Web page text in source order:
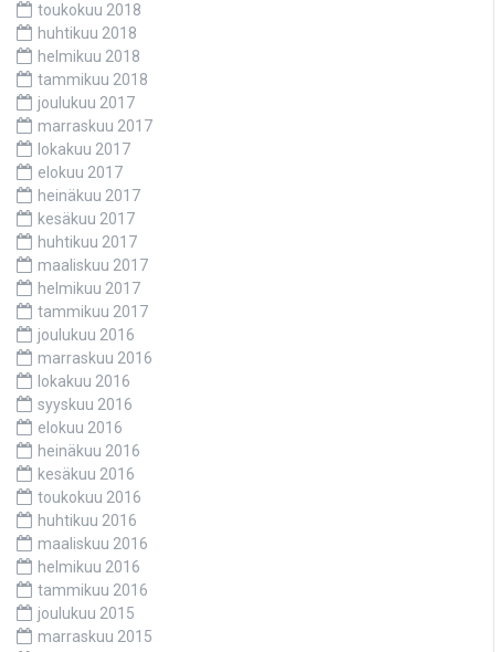
toukokuu 2018
huhtikuu 2018
helmikuu 2018
tammikuu 2018
joulukuu 2017
marraskuu 2017
lokakuu 2017
elokuu 2017
heinäkuu 2017
kesäkuu 2017
huhtikuu 2017
maaliskuu 2017
helmikuu 2017
tammikuu 2017
joulukuu 2016
marraskuu 2016
lokakuu 2016
syyskuu 2016
elokuu 2016
heinäkuu 2016
kesäkuu 2016
toukokuu 2016
huhtikuu 2016
maaliskuu 2016
helmikuu 2016
tammikuu 2016
joulukuu 2015
marraskuu 2015